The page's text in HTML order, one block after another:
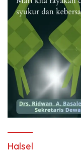
Halsel